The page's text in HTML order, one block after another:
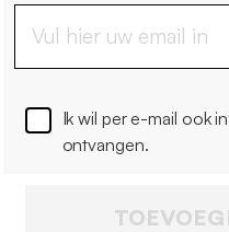
Ik wil per e-mail ook
ontvangen.